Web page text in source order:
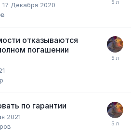
17 Декабря 2020
отказываются
погашении
по гарантии
2021